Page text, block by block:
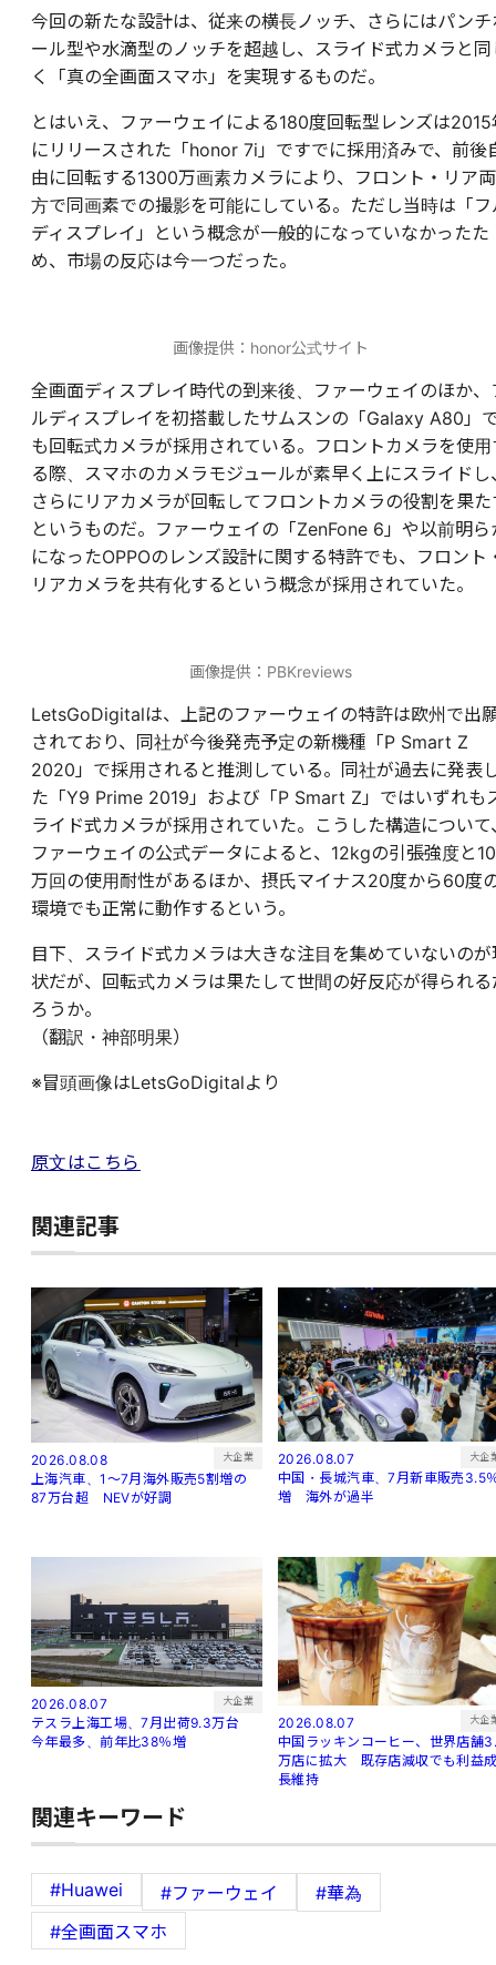
今回の新たな設計は、従来の横長ノッチ、さらにはパンチ
ール型や水滴型のノッチを超越し、スライド式カメラと同
く「真の全画面スマホ」を実現するものだ。
とはいえ、ファーウェイによる180度回転型レンズは2015
にリリースされた「honor 7i」ですでに採用済みで、前後
由に回転する1300万画素カメラにより、フロント・リア両
方で同画素での撮影を可能にしている。ただし当時は「フ
ディスプレイ」という概念が一般的になっていなかったた
め、市場の反応は今一つだった。
画像提供：honor公式サイト
全画面ディスプレイ時代の到来後、ファーウェイのほか、
ルディスプレイを初搭載したサムスンの「Galaxy A80」
も回転式カメラが採用されている。フロントカメラを使用
る際、スマホのカメラモジュールが素早く上にスライドし
さらにリアカメラが回転してフロントカメラの役割を果た
というものだ。ファーウェイの「ZenFone 6」や以前明ら
になったOPPOのレンズ設計に関する特許でも、フロント
リアカメラを共有化するという概念が採用されていた。
画像提供：PBKreviews
LetsGoDigitalは、上記のファーウェイの特許は欧州で出
されており、同社が今後発売予定の新機種「P Smart Z
2020」で採用されると推測している。同社が過去に発表
た「Y9 Prime 2019」および「P Smart Z」ではいずれも
ライド式カメラが採用されていた。こうした構造について
ファーウェイの公式データによると、12kgの引張強度と10
万回の使用耐性があるほか、摂氏マイナス20度から60度
環境でも正常に動作するという。
目下、スライド式カメラは大きな注目を集めていないのが
状だが、回転式カメラは果たして世間の好反応が得られる
ろうか。
（翻訳・神部明果）
※冒頭画像はLetsGoDigitalより
原文はこちら
関連記事
2026.08.08 大企業
上海汽車、1～7月海外販売5割増の
87万台超 NEVが好調
2026.08.07 大企
中国・長城汽車、7月新車販売3.5
増 海外が過半
2026.08.07 大企業
テスラ上海工場、7月出荷9.3万台
今年最多、前年比38％増
2026.08.07 大企
中国ラッキンコーヒー、世界店舗
万店に拡大 既存店減収でも利益
長維持
関連キーワード
#Huawei #ファーウェイ
#華為
#全画面スマホ